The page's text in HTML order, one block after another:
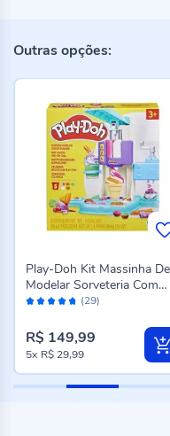
Outras opções:
Avaliação: (29)
Play-Doh Kit Massinha De
Modelar Sorveteria Com
Acessórios Hasbro -
R$ 149,99
5x R$ 29,99